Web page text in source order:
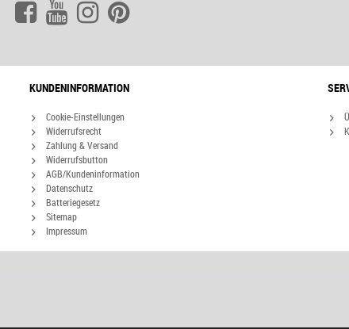
KUNDENINFORMATION
Cookie-Einstellungen
Widerrufsrecht
Zahlung & Versand
Widerrufsbutton
AGB/Kundeninformation
Datenschutz
Batteriegesetz
Sitemap
Impressum